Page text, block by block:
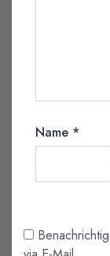
Name *